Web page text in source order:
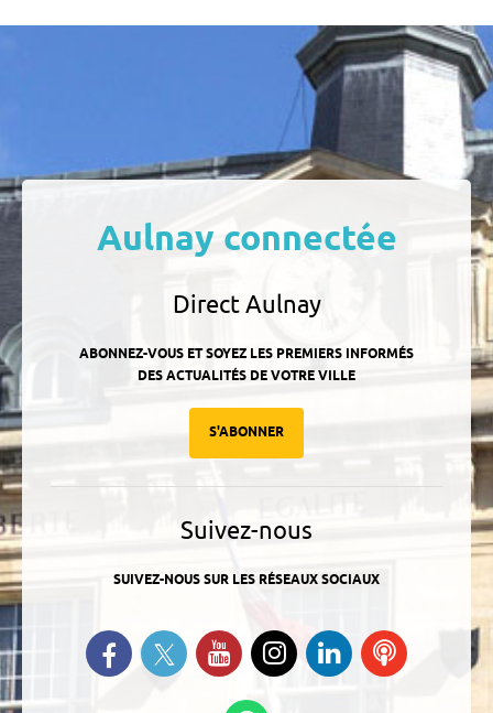
Aulnay connectée
Direct Aulnay
ABONNEZ-VOUS ET SOYEZ LES PREMIERS INFORMÉS
DES ACTUALITÉS DE VOTRE VILLE
S'ABONNER
Suivez-nous
SUIVEZ-NOUS SUR LES RÉSEAUX SOCIAUX
Retrouvez-nous sur Facebook
Suivez-nous sur Twitter
Suivez-nous sur YouTube
Suivez-nous sur
Instagram
Retrouvez-
nous sur
Ecoutez